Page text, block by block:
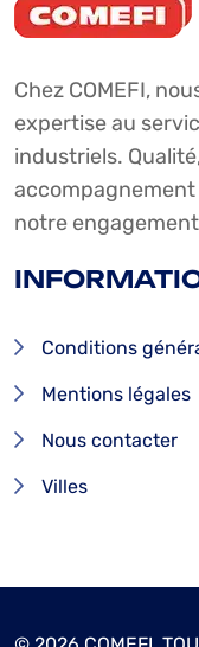
Chez COMEFI,
expertise au
industriels.
notre
Conditions
Mentions légales
Nous contacter
Villes